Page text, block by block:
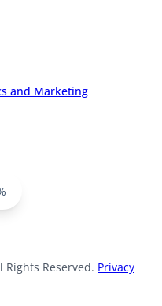
and Marketing
Rights Reserved. Privacy